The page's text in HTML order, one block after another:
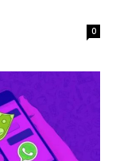
0